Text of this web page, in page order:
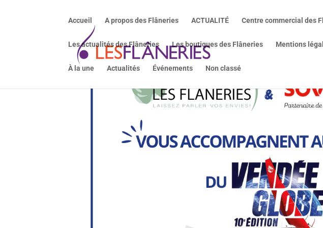
Accueil A propos des Flâneries ACTUALITÉ Centre commercial des
Les actualités des Flâneries Les boutiques des Flâneries Mentions
À la une Actualités Événements Non classé